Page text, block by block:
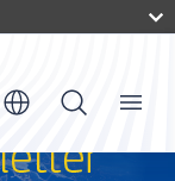
Menu